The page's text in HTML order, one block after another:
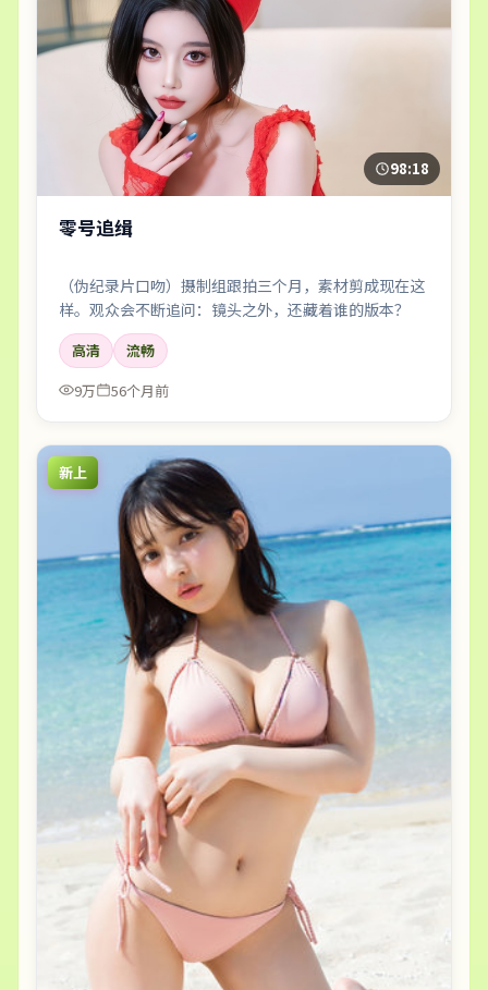
98:18
零号追缉
（伪纪录片口吻）摄制组跟拍三个月，素材剪成现在这
样。观众会不断追问：镜头之外，还藏着谁的版本？
高清
流畅
9万
56个月前
新上